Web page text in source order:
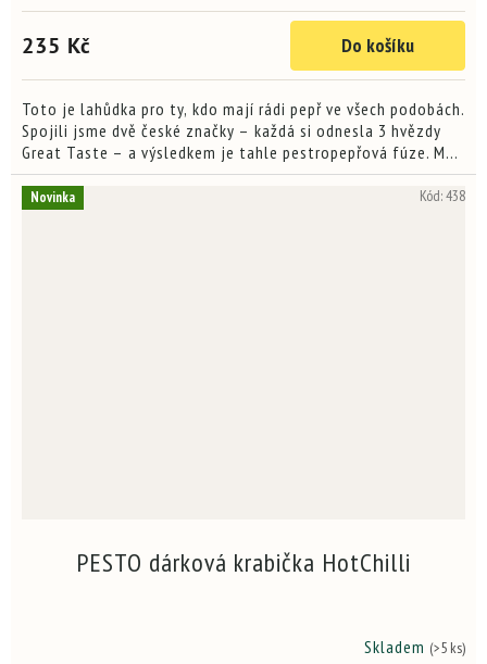
je
z
5
hvězdiček.
235 Kč Do košíku
Toto je lahůdka pro ty, kdo mají rádi pepř ve všech podobách.
Spojili jsme dvě české značky – každá si odnesla 3 hvězdy
Great Taste – a výsledkem je tahle pestropepřová fúze. Má
v sobě závan sušených rajčat, které jsou typicky...
Novinka
PESTO dárková krabička HotChilli
Skladem (>5 ks)
Kód:438